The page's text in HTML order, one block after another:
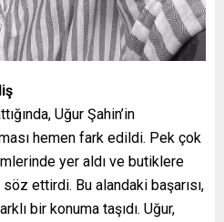
Uğur Şahin’in
hemen fark edildi. Pek çok
yer aldı ve butiklere
ettirdi. Bu alandaki başarısı,
bir konuma taşıdı. Uğur,